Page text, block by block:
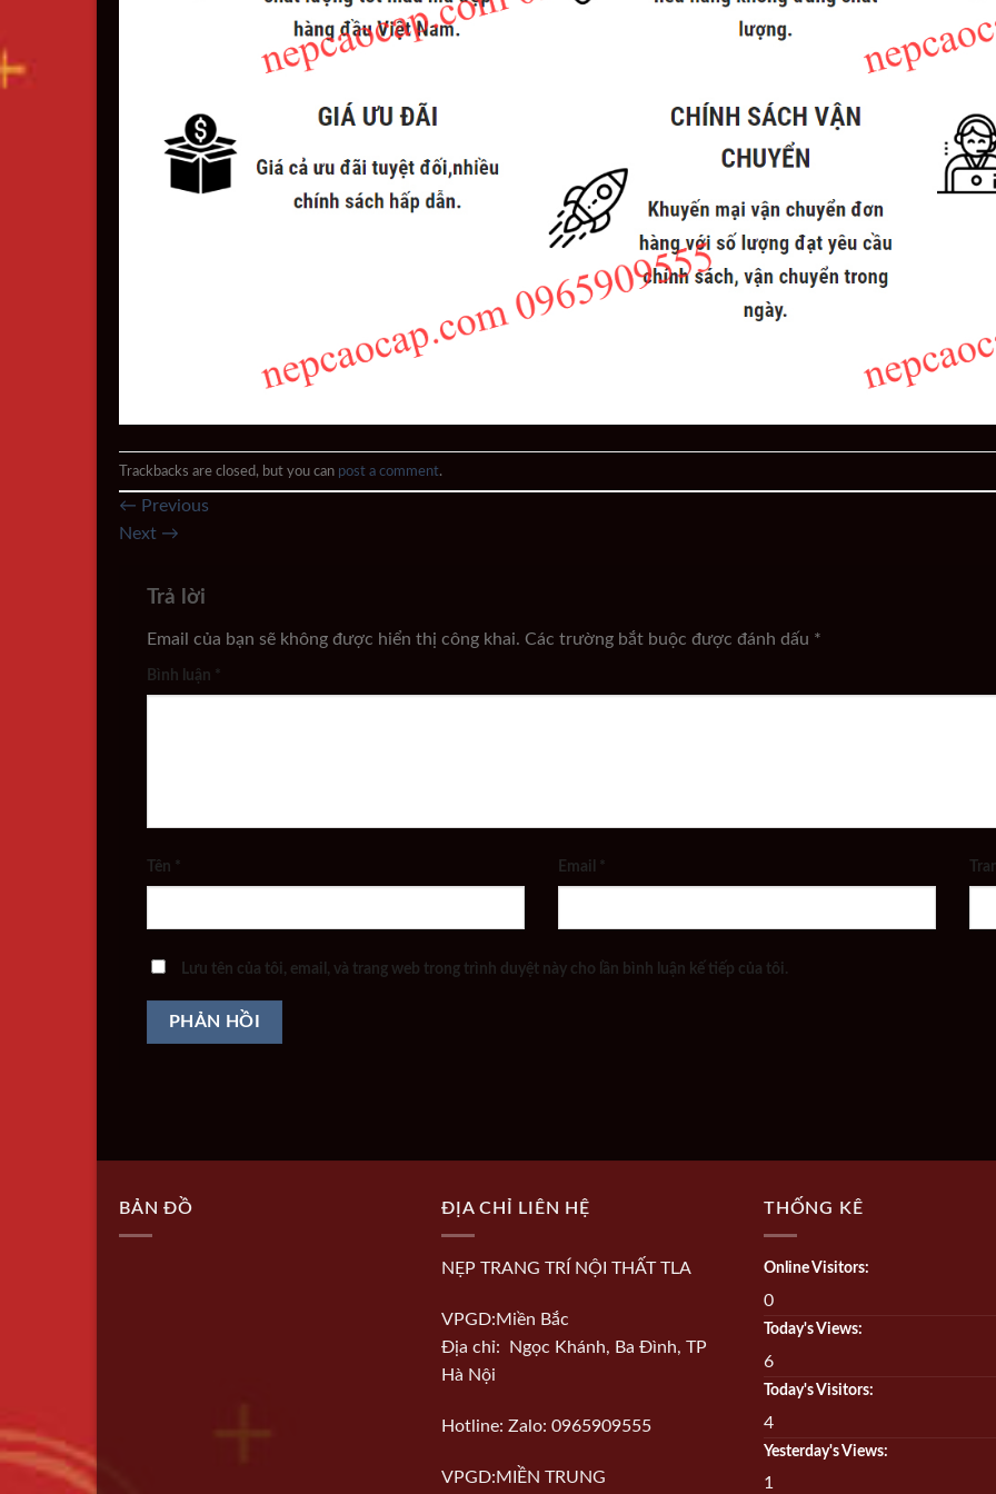
Trackbacks are closed, but you can post a comment.
← Previous
Next →
Trả lời
Email của bạn sẽ không được hiển thị công khai. Các trường bắt buộc được đánh dấu *
Bình luận *
Tên * Email *
Lưu tên của tôi, email, và trang web trong trình duyệt này cho lần bình luận kế tiếp của tôi.
BẢN ĐỒ ĐỊA CHỈ LIÊN HỆ
NẸP TRANG TRÍ NỘI THẤT TLA
VPGD:Miền Bắc
Địa chỉ: Ngọc Khánh, Ba Đình, TP
Hà Nội
Hotline: Zalo: 0965909555
VPGD:MIỀN TRUNG
THỐNG KÊ
Online Visitors:
0
Today's Views:
6
Today's Visitors:
4
Yesterday's Views:
1